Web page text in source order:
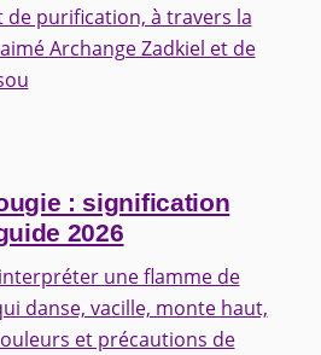
purification, à travers la
Archange Zadkiel et de
: signification
2026
une flamme de
danse, vacille, monte haut,
et précautions de